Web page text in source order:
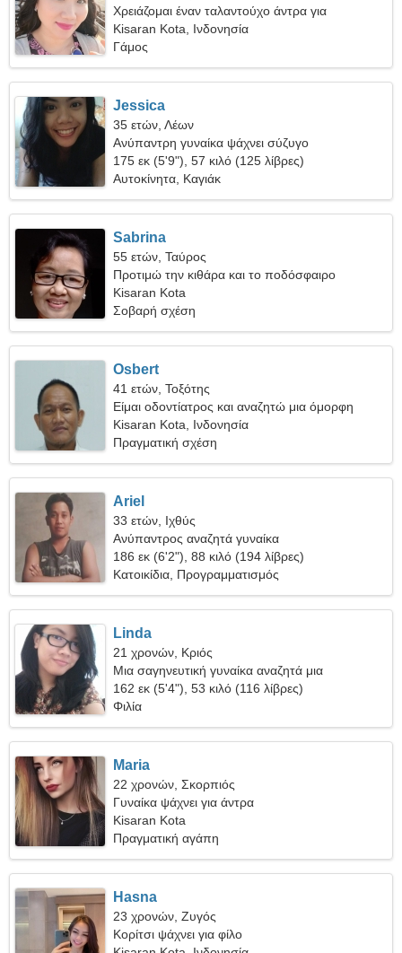
Χρειάζομαι έναν ταλαντούχο άντρα για
διασκέδαση
Kisaran Kota, Ινδονησία
Γάμος
Jessica
35 ετών, Λέων
Ανύπαντρη γυναίκα ψάχνει σύζυγο
175 εκ (5'9"), 57 κιλό (125 λίβρες)
Αυτοκίνητα, Καγιάκ
Sabrina
55 ετών, Ταύρος
Προτιμώ την κιθάρα και το ποδόσφαιρο
Kisaran Kota
Σοβαρή σχέση
Osbert
41 ετών, Τοξότης
Είμαι οδοντίατρος και αναζητώ μια όμορφη
γυναίκα
Kisaran Kota, Ινδονησία
Πραγματική σχέση
Ariel
33 ετών, Ιχθύς
Ανύπαντρος αναζητά γυναίκα
186 εκ (6'2"), 88 κιλό (194 λίβρες)
Κατοικίδια, Προγραμματισμός
Linda
21 χρονών, Κριός
Μια σαγηνευτική γυναίκα αναζητά μια
πραγματική σχέση
162 εκ (5'4"), 53 κιλό (116 λίβρες)
Φιλία
Maria
22 χρονών, Σκορπιός
Γυναίκα ψάχνει για άντρα
Kisaran Kota
Πραγματική αγάπη
Hasna
23 χρονών, Ζυγός
Κορίτσι ψάχνει για φίλο